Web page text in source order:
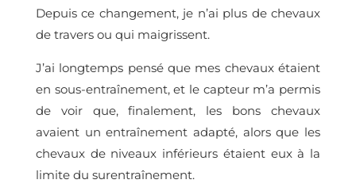
Depuis ce changement, je n’ai plus de chevaux
de travers ou qui maigrissent.
J’ai longtemps pensé que mes chevaux étaient
en sous-entraînement, et le capteur m’a permis
de voir que, finalement, les bons chevaux
avaient un entraînement adapté, alors que les
chevaux de niveaux inférieurs étaient eux à la
limite du surentraînement.